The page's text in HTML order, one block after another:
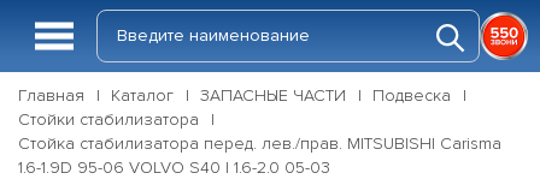
Главная Каталог ЗАПАСНЫЕ ЧАСТИ
Подвеска
Стойки стабилизатора
Стойка стабилизатора перед. лев./прав. MITSUBISHI Carisma
1.6-1.9D 95-06 VOLVO S40 I 1.6-2.0 05-03